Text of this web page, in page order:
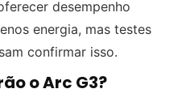
desempenho
energia, mas testes
confirmar isso.
o Arc G3?